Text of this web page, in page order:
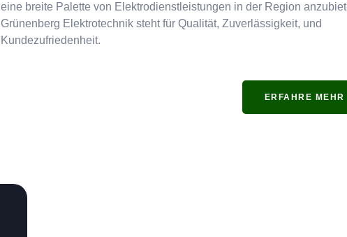
eine breite Palette von Elektrodienstleistungen in der Region
Grünenberg Elektrotechnik steht für Qualität, Zuverlässigkeit, und
Kundezufriedenheit.
ERFAHRE MEHR